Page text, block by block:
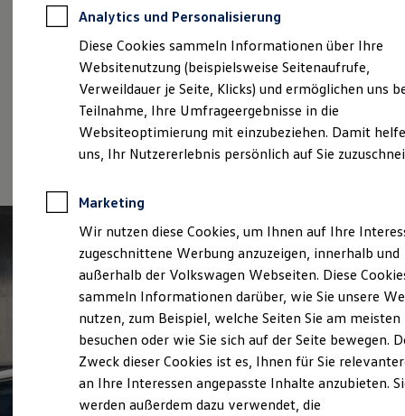
Autokredit mit Schlussrate
Versicherungen und Garantien
Kfz-Versicherung
Restschuldversicherungen
Garantien
Wartungsverträge
Geschäftskunden
Professional Class bei Volkswagen
Großkunden
Behörden
Anpfiff zum Gewinn
Elektroautos
ID. Tutorials
Elektrofahrzeugkonzepte
Reichweite
Reichweite der ID. Modelle
Reichweite im Winter
Laden
Laden unterwegs
Laden Zuhause
Impressum & Rechtliches
Analytics und Personalisierung
Diese Cookies sammeln Informationen über Ihre
Websitenutzung (beispielsweise Seitenaufrufe,
Verweildauer je Seite, Klicks) und ermöglichen uns
Teilnahme, Ihre Umfrageergebnisse in die
Websiteoptimierung mit einzubeziehen. Damit
uns, Ihr Nutzererlebnis persönlich auf Sie
Marketing
Wir nutzen diese Cookies, um Ihnen auf Ihre
zugeschnittene Werbung anzuzeigen, innerhalb und
außerhalb der Volkswagen Webseiten. Diese
sammeln Informationen darüber, wie Sie unsere
nutzen, zum Beispiel, welche Seiten Sie am meisten
besuchen oder wie Sie sich auf der Seite bewegen.
Zweck dieser Cookies ist es, Ihnen für Sie
an Ihre Interessen angepasste Inhalte anzubieten.
werden außerdem dazu verwendet, die